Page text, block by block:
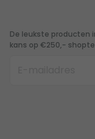
De leukste producten
kans op €250,-